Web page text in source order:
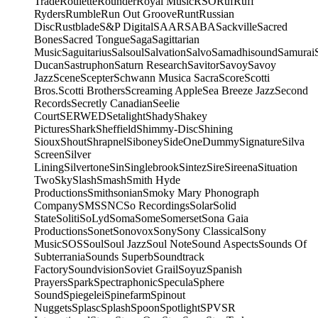
RydersRumbleRun Out GrooveRuntRussian
DiscRustbladeS&P DigitalSAARSABASackvilleSacred
BonesSacred TongueSagaSagittarian
MusicSaguitariusSalsoulSalvationSalvoSamadhisoundSamurai
DucanSastruphonSaturn ResearchSavitorSavoySavoy
JazzSceneScepterSchwann Musica SacraScoreScotti
Bros.Scotti BrothersScreaming AppleSea Breeze JazzSecond
RecordsSecretly CanadianSeelie
CourtSERWEDSetalightShadyShakey
PicturesSharkSheffieldShimmy-DiscShining
SiouxShoutShrapnelSiboneySideOneDummySignatureSilva
ScreenSilver
LiningSilvertoneSinSinglebrookSintezSireSireenaSituation
TwoSkySlashSmashSmith Hyde
ProductionsSmithsonianSmoky Mary Phonograph
CompanySMSSNCSo RecordingsSolarSolid
StateSolitiSoLydSomaSomeSomersetSona Gaia
ProductionsSonetSonovoxSonySony ClassicalSony
MusicSOSSoulSoul JazzSoul NoteSound AspectsSounds Of
SubterraniaSounds SuperbSoundtrack
FactorySoundvisionSoviet GrailSoyuzSpanish
PrayersSparkSpectraphonicSpeculaSphere
SoundSpiegeleiSpinefarmSpinout
NuggetsSplascSplashSpoonSpotlightSPVSR